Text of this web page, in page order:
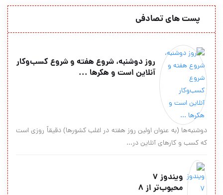
پست های تصادفی
روز دوشنبه، شروع هفته و شروع کسب‌وکار
آنلاین است و هکرها ...
دوشنبه‌ها (به عنوان اولین روز هفته در اغلب کشورها) دقیقاً روزی است
که کسب و کارهای آنلاین در...
ویندوز 7
محبوب‌تر از 8